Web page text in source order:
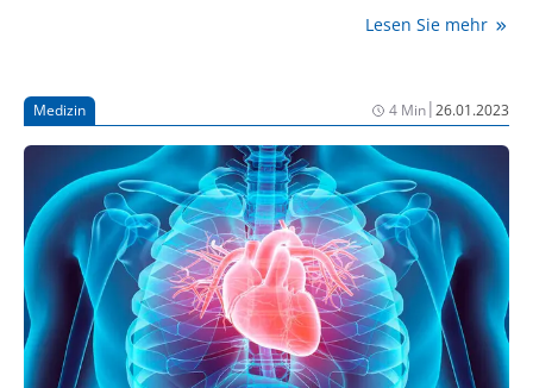
Therapiestrategien zur Prävention von Rezidiven
einem hohen Leidensdruck verbunden. Neue
Erkenntnisse zur Vermeidung von Rezidiven und zur
Verbesserung der Erfolgsrate einer Ablation sind
daher enorm wichtig“, erklärt der Kardiologe Prof. Dr.
Thomas Voigtländer, Vorstandsvorsitzender der
Deutschen Herzstiftung. Allein im Jahr 2020 wurden in
Deutschland mehr als 94.000 Katheterablationen
vorgenommen.
Lesen Sie mehr
Medizin 4 Min|26.01.2023